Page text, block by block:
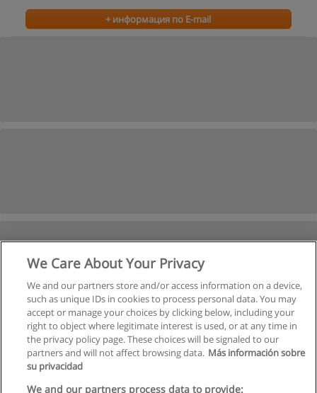
+ информация по E-mail
Следующая
из
We Care About Your Privacy
We and our partners store and/or access information on a device,
such as unique IDs in cookies to process personal data. You may
accept or manage your choices by clicking below, including your
right to object where legitimate interest is used, or at any time in
the privacy policy page. These choices will be signaled to our
partners and will not affect browsing data. Más información sobre
su privacidad
We and our partners process data to provide: